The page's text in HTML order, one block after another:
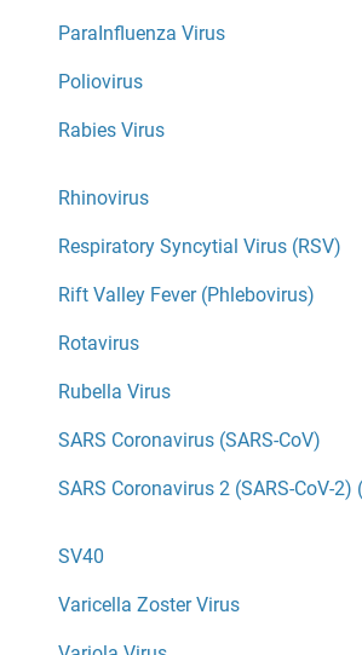
ParaInfluenza Virus
Poliovirus
Rabies Virus
Rhinovirus
Respiratory Syncytial Virus (RSV)
Rift Valley Fever (Phlebovirus)
Rotavirus
Rubella Virus
SARS Coronavirus (SARS-CoV)
SARS Coronavirus 2 (SARS-CoV-2)
SV40
Varicella Zoster Virus